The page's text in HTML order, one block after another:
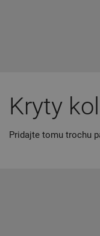
Kryty
Pridajte tomu trochu